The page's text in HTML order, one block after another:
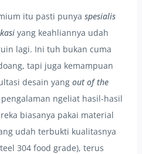
itu pasti punya spesialis
yang keahliannya udah
lagi. Ini tuh bukan cuma
tapi juga kemampuan
desain yang out of the
ngeliat hasil-hasil
biasanya pakai material
udah terbukti kualitasnya
304 food grade), terus